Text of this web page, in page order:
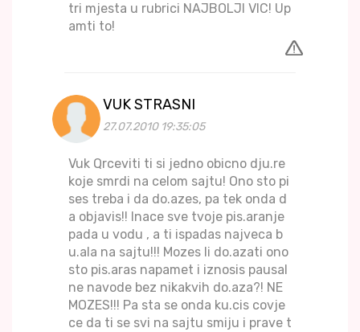
tri mjesta u rubrici NAJBOLJI VIC! Up
amti to!
VUK STRASNI
27.07.2010 19:35:05
Vuk Qrceviti ti si jedno obicno dju.re
koje smrdi na celom sajtu! Ono sto pi
ses treba i da do.azes, pa tek onda d
a objavis!! Inace sve tvoje pis.aranje
pada u vodu , a ti ispadas najveca b
u.ala na sajtu!!! Mozes li do.azati ono
sto pis.aras napamet i iznosis pausal
ne navode bez nikakvih do.aza?! NE
MOZES!!! Pa sta se onda ku.cis covje
ce da ti se svi na sajtu smiju i prave t